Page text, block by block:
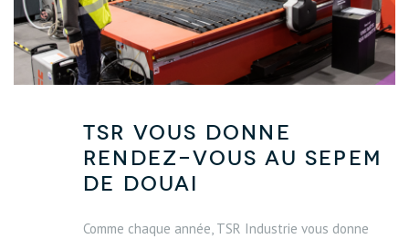
TSR vous donne
rendez-vous au SEPEM
de Douai
Comme chaque année, TSR Industrie vous donne